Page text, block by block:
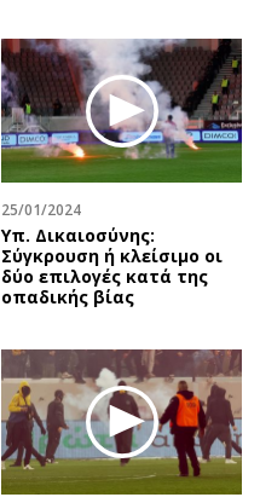
25/01/2024
Υπ. Δικαιοσύνης:
Σύγκρουση ή κλείσιμο οι
δύο επιλογές κατά της
οπαδικής βίας